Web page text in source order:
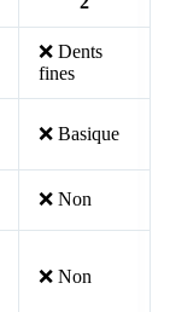
❌ Dents
fines
❌ Basique
❌ Non
❌ Non